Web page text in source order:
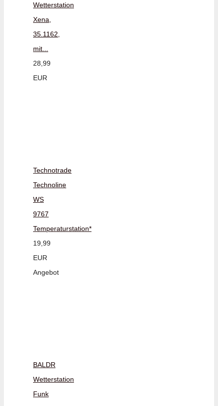
Wetterstation
Xena,
35.1162,
mit...
28,99
EUR
Technotrade
Technoline
WS
9767
Temperaturstation*
19,99
EUR
Angebot
BALDR
Wetterstation
Funk